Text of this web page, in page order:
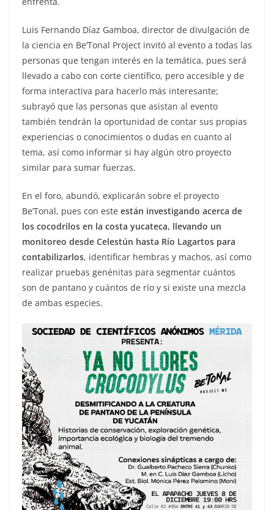
Luis Fernando Díaz Gamboa, director de divulgación de
la ciencia en Be’Tonal Project invitó al evento a todas las
personas que tengan interés en la temática, pues será
llevado a cabo con corte científico, pero accesible y de
forma interactiva para hacerlo más interesante;
subrayó que las personas que asistan al evento
también tendrán la oportunidad de contar sus propias
experiencias o conocimientos o dudas en cuanto al
tema, así como informar si hay algún otro proyecto
similar para sumar fuerzas.
En el foro, abundó, explicarán sobre el proyecto
Be’Tonal, pues con este están investigando acerca de
los cocodrilos en la costa yucateca, llevando un
monitoreo desde Celestún hasta Río Lagartos para
contabilizarlos, identificar hembras y machos, así como
realizar pruebas genénitas para segmentar cuántos
son de pantano y cuántos de río y si existe una mezcla
de ambas especies.